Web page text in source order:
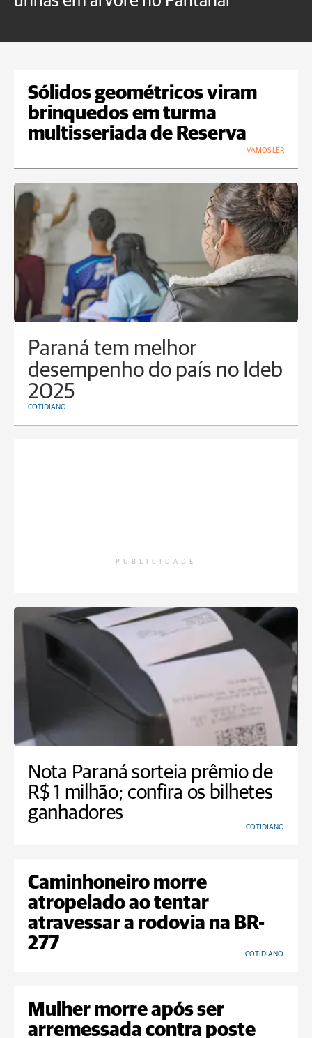
Sólidos geométricos viram
brinquedos em turma
multisseriada de Reserva
VAMOS LER
Paraná tem melhor
desempenho do país no Ideb
2025
COTIDIANO
PUBLICIDADE
Nota Paraná sorteia prêmio de
R$ 1 milhão; confira os bilhetes
ganhadores
COTIDIANO
Caminhoneiro morre
atropelado ao tentar
atravessar a rodovia na BR-
277
COTIDIANO
Mulher morre após ser
arremessada contra poste